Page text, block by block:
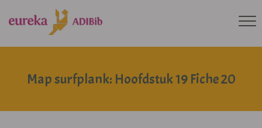
Map surfplank: Hoofdstuk 19 Fiche 20